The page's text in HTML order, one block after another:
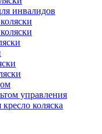
инвалидов
управления
коляска